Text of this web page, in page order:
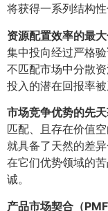
将获得一系列结构性
资源配置效率的最
集中投向经过严格
不匹配市场中分散
投入的潜在回报率被
市场竞争优势的先
匹配、且存在价值
就具备了天然的差
在它们优势领域的
诚。
产品市场契合（